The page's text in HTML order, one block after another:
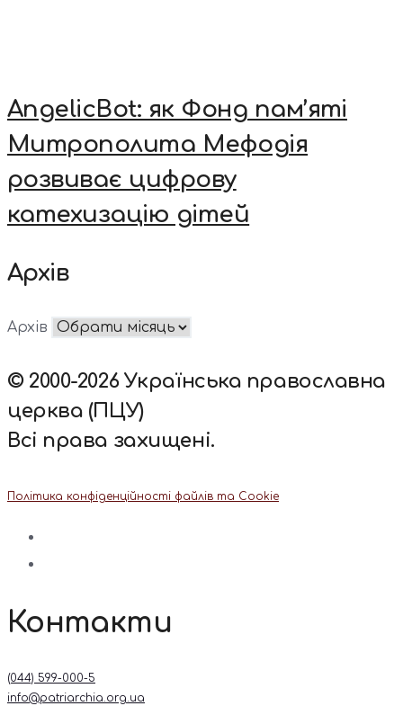
AngelicBot: як Фонд пам’яті
Митрополита Мефодія
розвиває цифрову
катехизацію дітей
Архів
Архів
© 2000-2026 Українська православна
церква (ПЦУ)
Всі права захищені.
Політика конфіденційності файлів та Cookie
Контакти
(044) 599-000-5
info@patriarchia.org.ua